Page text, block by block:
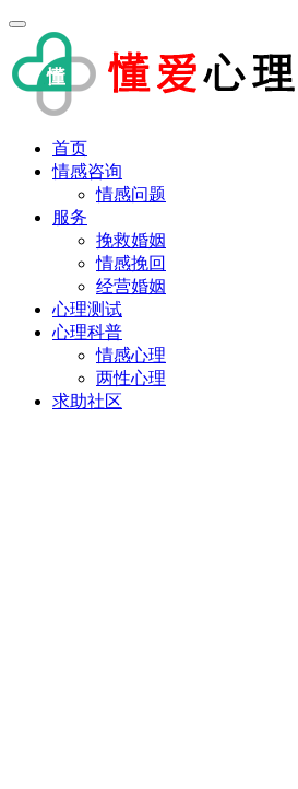
首页
情感咨询
情感问题
服务
挽救婚姻
情感挽回
经营婚姻
心理测试
心理科普
情感心理
两性心理
求助社区